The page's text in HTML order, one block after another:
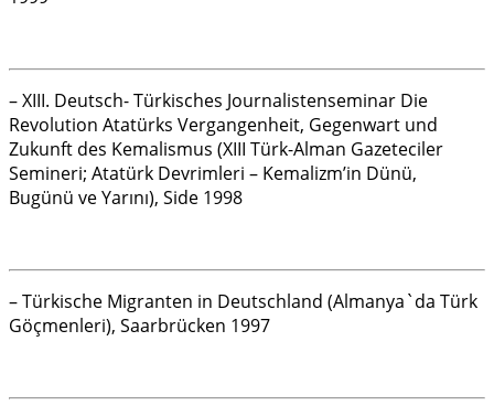
– XIII. Deutsch- Türkisches Journalistenseminar Die
Revolution Atatürks Vergangenheit, Gegenwart und
Zukunft des Kemalismus (XIII Türk-Alman Gazeteciler
Semineri; Atatürk Devrimleri – Kemalizm’in Dünü,
Bugünü ve Yarını), Side 1998
– Türkische Migranten in Deutschland (Almanya`da Türk
Göçmenleri), Saarbrücken 1997